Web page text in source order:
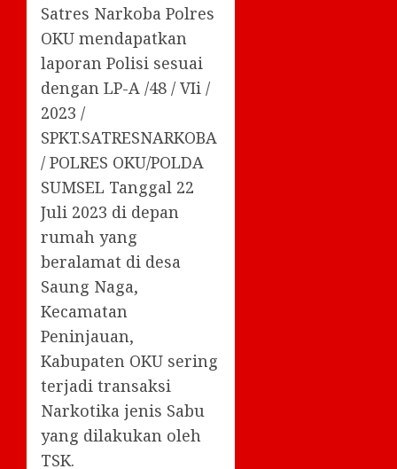
Satres Narkoba Polres
OKU mendapatkan
laporan Polisi sesuai
dengan LP-A /48 / VIi /
2023 /
SPKT.SATRESNARKOBA
/ POLRES OKU/POLDA
SUMSEL Tanggal 22
Juli 2023 di depan
rumah yang
beralamat di desa
Saung Naga,
Kecamatan
Peninjauan,
Kabupaten OKU sering
terjadi transaksi
Narkotika jenis Sabu
yang dilakukan oleh
TSK.